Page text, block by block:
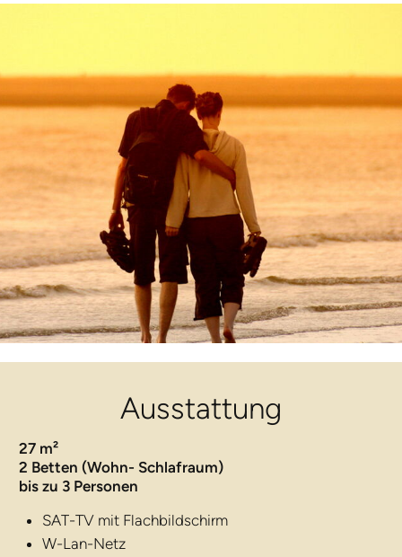
Ausstattung
27 m²
2 Betten (Wohn- Schlafraum)
bis zu 3 Personen
SAT-TV mit Flachbildschirm
W-Lan-Netz